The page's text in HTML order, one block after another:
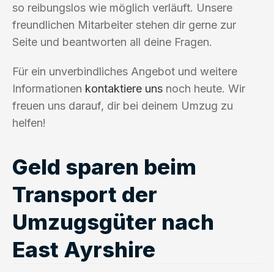
so reibungslos wie möglich verläuft. Unsere
freundlichen Mitarbeiter stehen dir gerne zur
Seite und beantworten all deine Fragen.
Für ein unverbindliches Angebot und weitere
Informationen kontaktiere uns noch heute. Wir
freuen uns darauf, dir bei deinem Umzug zu
helfen!
Geld sparen beim
Transport der
Umzugsgüter nach
East Ayrshire